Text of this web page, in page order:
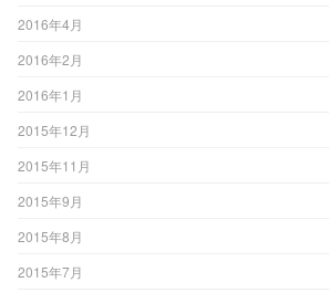
2016年4月
2016年2月
2016年1月
2015年12月
2015年11月
2015年9月
2015年8月
2015年7月